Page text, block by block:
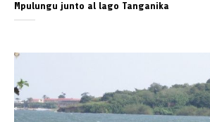
Mpulungu junto al lago Tanganika